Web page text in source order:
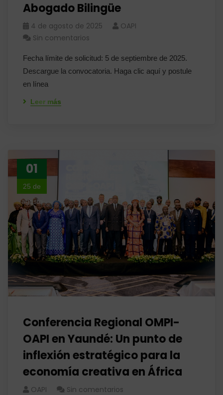
Abogado Bilingüe
4 de agosto de 2025
OAPI
Sin comentarios
Fecha límite de solicitud: 5 de septiembre de 2025.
Descargue la convocatoria. Haga clic aquí y postule
en línea
Leer más
01
25 de
agosto
Conferencia Regional OMPI-
OAPI en Yaundé: Un punto de
inflexión estratégico para la
economía creativa en África
OAPI Sin comentarios